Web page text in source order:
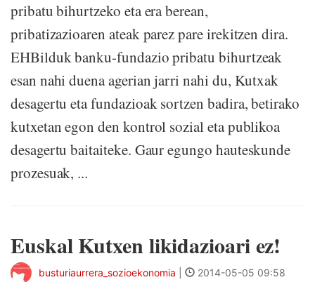
pribatu bihurtzeko eta era berean,
pribatizazioaren ateak parez pare irekitzen dira.
EHBilduk banku-fundazio pribatu bihurtzeak
esan nahi duena agerian jarri nahi du, Kutxak
desagertu eta fundazioak sortzen badira, betirako
kutxetan egon den kontrol sozial eta publikoa
desagertu baitaiteke. Gaur egungo hauteskunde
prozesuak, ...
Euskal Kutxen likidazioari ez!
busturiaurrera_sozioekonomia 2014-05-05 09:58